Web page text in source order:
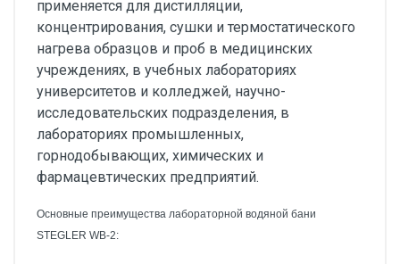
применяется для дистилляции,
концентрирования, сушки и термостатического
нагрева образцов и проб в медицинских
учреждениях, в учебных лабораториях
университетов и колледжей, научно-
исследовательских подразделения, в
лабораториях промышленных,
горнодобывающих, химических и
фармацевтических предприятий.
Основные преимущества лабораторной водяной бани
STEGLER WB-2: